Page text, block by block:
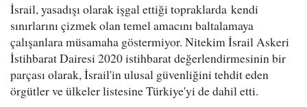
İsrail, yasadışı olarak işgal ettiği topraklarda kendi
sınırlarını çizmek olan temel amacını baltalamaya
çalışanlara müsamaha göstermiyor. Nitekim İsrail Askeri
İstihbarat Dairesi 2020 istihbarat değerlendirmesinin bir
parçası olarak, İsrail'in ulusal güvenliğini tehdit eden
örgütler ve ülkeler listesine Türkiye'yi de dahil etti.